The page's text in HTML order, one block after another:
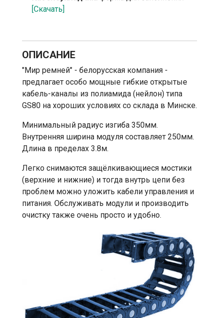
[Скачать]
ОПИСАНИЕ
"Мир ремней" - белорусская компания -
предлагает особо мощные гибкие открытые
кабель-каналы из полиамида (нейлон) типа
GS80 на хороших условиях со склада в Минске.
Минимальный радиус изгиба 350мм.
Внутренняя ширина модуля составляет 250мм.
Длина в пределах 3.8м.
Легко снимаются защёлкивающиеся мостики
(верхние и нижние) и тогда внутрь цепи без
проблем можно уложить кабели управления и
питания. Обслуживать модули и производить
очистку также очень просто и удобно.